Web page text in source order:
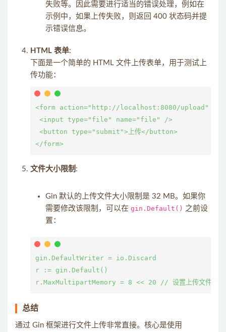
失败等。因此需要进行适当的错误处理，例如在
示例中，如果上传失败，则返回 400 状态码并提
示错误信息。
HTML 表单:
下面是一个简单的 HTML 文件上传表单，用于测试上
传功能：
<form action="http://localhost:8080/upload"
<input type="file" name="file" />
<button type="submit">上传</button>
文件大小限制 :
Gin 默认的上传文件大小限制是 32 MB。如果你
需要修改该限制，可以在 gin.Default() 之前设
置：
gin.DefaultWriter = io.Discard
r := gin.Default()
总结
通过 Gin 框架进行文件上传非常直接。核心是使用